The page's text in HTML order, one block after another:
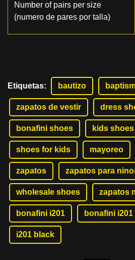
Number of pairs per size
(numero de pares por talla)
Etiquetas: bautizo
zapatos de vestir dress
bonafini shoes kids shoes
shoes for kids mayoreo
zapatos zapatos para
wholesale shoes zapatos
bonafini i201 bonafini
i201 black